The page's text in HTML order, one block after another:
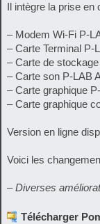
Il intègre la prise
– Modem Wi-Fi P-
– Carte Terminal P-
– Carte de
– Carte son P-LAB
– Carte graphique
– Carte graphique
Version en ligne
Voici les
– Diverses
Télécharger